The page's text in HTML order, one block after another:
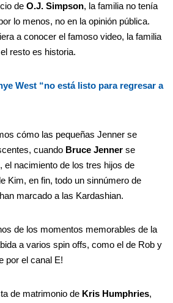
de O.J. Simpson, la familia no tenía
lo menos, no en la opinión pública.
a conocer el famoso video, la familia
resto es historia.
West “no está listo para regresar a
cómo las pequeñas Jenner se
cuando Bruce Jenner se
el nacimiento de los tres hijos de
Kim, en fin, todo un sinnúmero de
marcado a las Kardashian.
de los momentos memorables de la
a varios spin offs, como el de Rob y
por el canal E!
de matrimonio de Kris Humphries,